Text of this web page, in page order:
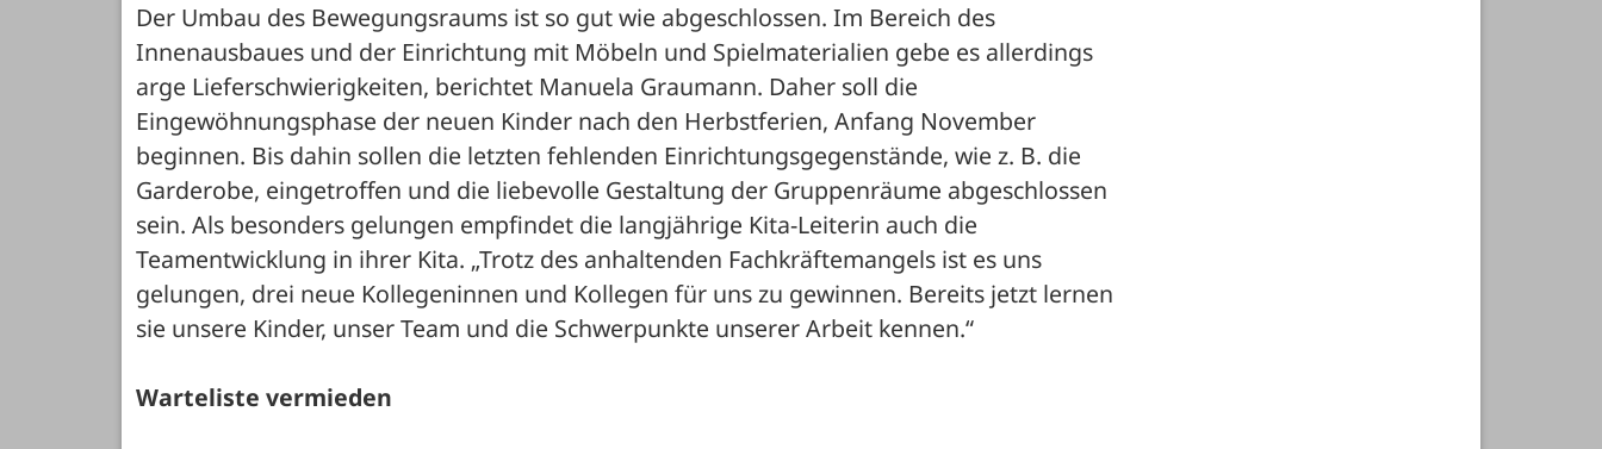
Der Umbau des Bewegungsraums ist so gut wie abgeschlossen. Im Bereich des
Innenausbaues und der Einrichtung mit Möbeln und Spielmaterialien gebe es allerdings
arge Lieferschwierigkeiten, berichtet Manuela Graumann. Daher soll die
Eingewöhnungsphase der neuen Kinder nach den Herbstferien, Anfang November
beginnen. Bis dahin sollen die letzten fehlenden Einrichtungsgegenstände, wie z. B. die
Garderobe, eingetroffen und die liebevolle Gestaltung der Gruppenräume abgeschlossen
sein. Als besonders gelungen empfindet die langjährige Kita-Leiterin auch die
Teamentwicklung in ihrer Kita. „Trotz des anhaltenden Fachkräftemangels ist es uns
gelungen, drei neue Kollegeninnen und Kollegen für uns zu gewinnen. Bereits jetzt lernen
sie unsere Kinder, unser Team und die Schwerpunkte unserer Arbeit kennen.“
Warteliste vermieden